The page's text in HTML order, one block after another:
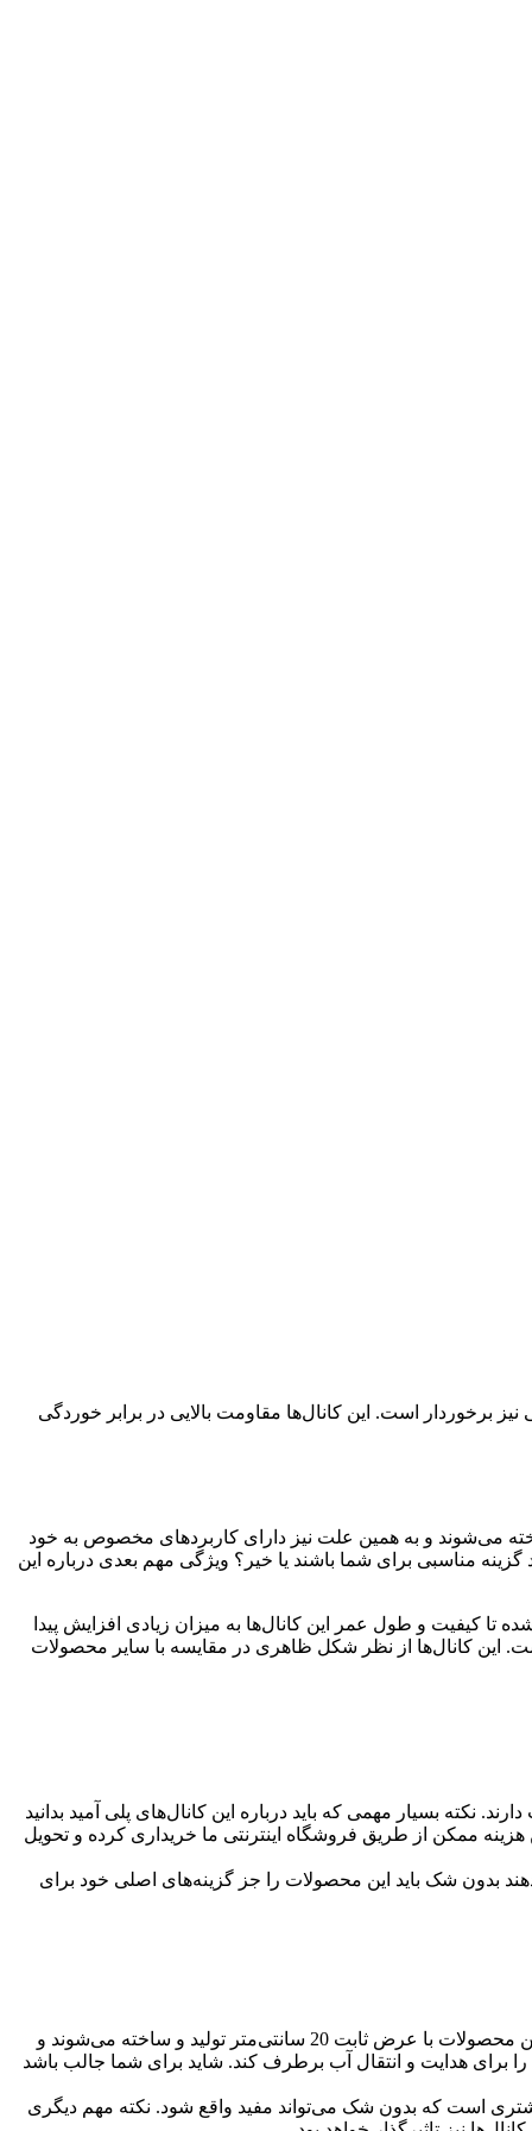
مناسبی نیز برخوردار است. این کانال‌ها مقاومت بالایی در برابر خوردگی
پلی آمید عرض 20 بدانید این است که این کانال‌ها با عرض 20 سانتی‌متر طراحی و ساخته می‌شوند و به همین علت نیز دارای کاربردهای مخصوص به خود
مناسبی برای شما باشند یا خیر؟ ویژگی مهم بعدی درباره این
تا کیفیت و طول عمر این کانال‌ها به میزان زیادی افزایش پیدا
است. این کانال‌ها از نظر شکل ظاهری در مقایسه با سایر محصولات
زیادی در خصوص قیمت این محصولات دارند. نکته بسیار مهمی که باید درباره این کانال‌های پلی آمید بدانید
هزینه ممکن از طریق فروشگاه اینترنتی ما خریداری کرده و تحویل
بدون شک باید این محصولات را جز گزینه‌های اصلی خود برای
حال در این بخش قصد داریم برخی از ویژگی‌ها و مشخصات فنی این کانال‌ها را بررسی کنیم. همان‌طور که در بخش قبلی نیز اشاره کردیم این محصولات با عرض ثابت 20 سانتی‌متر تولید و ساخته می‌شوند و
50 سانتی‌متر است که می‌تواند تمامی نیازهای شما را برای هدایت و انتقال آب برطرف کند. شاید برای شما جالب باشد
در بازار وجود دارند کانال پلی آمید با گریل پلی آمید عرض 20 دارای ظرفیت تحمل بیشتری است که بدون شک می‌تواند مفید واقع شود. نکته مهم دیگری